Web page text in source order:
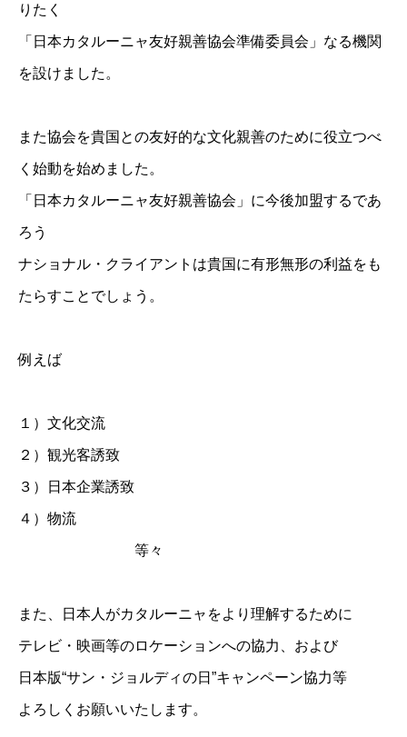
りたく
「日本カタルーニャ友好親善協会準備委員会」なる機関
を設けました。
また協会を貴国との友好的な文化親善のために役立つべ
く始動を始めました。
「日本カタルーニャ友好親善協会」に今後加盟するであ
ろう
ナショナル・クライアントは貴国に有形無形の利益をも
たらすことでしょう。
例えば
１）文化交流
２）観光客誘致
３）日本企業誘致
４）物流
等々
また、日本人がカタルーニャをより理解するために
テレビ・映画等のロケーションへの協力、および
日本版“サン・ジョルディの日”キャンペーン協力等
よろしくお願いいたします。